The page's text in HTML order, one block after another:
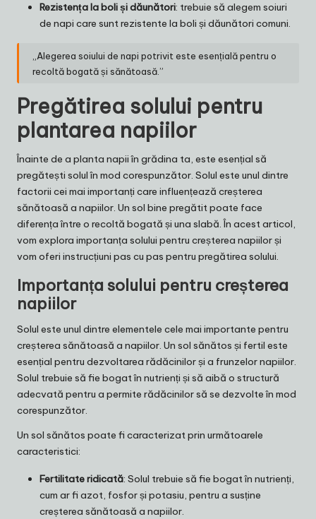
Rezistența la boli și dăunători: trebuie să alegem soiuri
de napi care sunt rezistente la boli și dăunători comuni.
„Alegerea soiului de napi potrivit este esențială pentru o
recoltă bogată și sănătoasă.”
Pregătirea solului pentru
plantarea napiilor
Înainte de a planta napii în grădina ta, este esențial să
pregătești solul în mod corespunzător. Solul este unul dintre
factorii cei mai importanți care influențează creșterea
sănătoasă a napiilor. Un sol bine pregătit poate face
diferența între o recoltă bogată și una slabă. În acest articol,
vom explora importanța solului pentru creșterea napiilor și
vom oferi instrucțiuni pas cu pas pentru pregătirea solului.
Importanța solului pentru creșterea
napiilor
Solul este unul dintre elementele cele mai importante pentru
creșterea sănătoasă a napiilor. Un sol sănătos și fertil este
esențial pentru dezvoltarea rădăcinilor și a frunzelor napiilor.
Solul trebuie să fie bogat în nutrienți și să aibă o structură
adecvată pentru a permite rădăcinilor să se dezvolte în mod
corespunzător.
Un sol sănătos poate fi caracterizat prin următoarele
caracteristici:
Fertilitate ridicată: Solul trebuie să fie bogat în nutrienți,
cum ar fi azot, fosfor și potasiu, pentru a susține
creșterea sănătoasă a napiilor.